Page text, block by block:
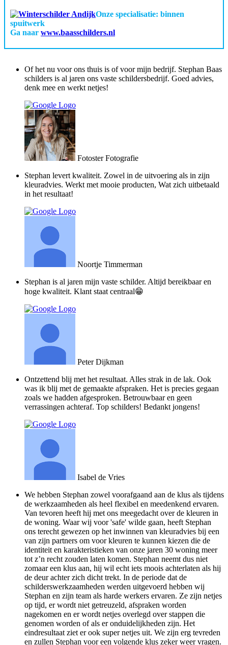
Onze specialisatie: binnen
spuitwerk
Ga naar www.baasschilders.nl
Of het nu voor ons thuis is of voor mijn bedrijf. Stephan Baas
schilders is al jaren ons vaste schildersbedrijf. Goed advies,
denk mee en werkt netjes!
Fotoster Fotografie
Stephan levert kwaliteit. Zowel in de uitvoering als in zijn
kleuradvies. Werkt met mooie producten, Wat zich uitbetaald
in het resultaat!
Noortje Timmerman
Stephan is al jaren mijn vaste schilder. Altijd bereikbaar en
hoge kwaliteit. Klant staat centraal😁
Peter Dijkman
Ontzettend blij met het resultaat. Alles strak in de lak. Ook
was ik blij met de gemaakte afspraken. Het is precies gegaan
zoals we hadden afgesproken. Betrouwbaar en geen
verrassingen achteraf. Top schilders! Bedankt jongens!
Isabel de Vries
We hebben Stephan zowel voorafgaand aan de klus als tijdens
de werkzaamheden als heel flexibel en meedenkend ervaren.
Van tevoren heeft hij met ons meegedacht over de kleuren in
de woning. Waar wij voor 'safe' wilde gaan, heeft Stephan
ons terecht gewezen op het inwinnen van kleuradvies bij een
van zijn partners om voor kleuren te kunnen kiezen die de
identiteit en karakteristieken van onze jaren 30 woning meer
tot z’n recht zouden laten komen. Stephan neemt dus niet
zomaar een klus aan, hij wil echt iets moois achterlaten als hij
de deur achter zich dicht trekt. In de periode dat de
schilderswerkzaamheden werden uitgevoerd hebben wij
Stephan en zijn team als harde werkers ervaren. Ze zijn netjes
op tijd, er wordt niet getreuzeld, afspraken worden
nagekomen en er wordt netjes overlegd over stappen die
genomen worden of als er onduidelijkheden zijn. Het
eindresultaat ziet er ook super netjes uit. We zijn erg tevreden
en zullen Stephan voor een volgende klus zeker weer vragen.